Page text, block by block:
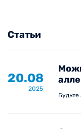
Статьи
20.08
2025
Будьте